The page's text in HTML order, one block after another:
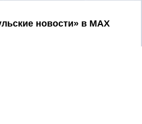
Принять